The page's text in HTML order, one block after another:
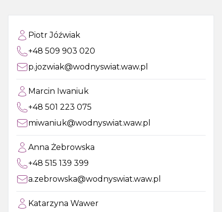
Piotr Jóźwiak
+48 509 903 020
p.jozwiak@wodnyswiat.waw.pl
Marcin Iwaniuk
+48 501 223 075
miwaniuk@wodnyswiat.waw.pl
Anna Żebrowska
+48 515 139 399
a.zebrowska@wodnyswiat.waw.pl
Katarzyna Wawer